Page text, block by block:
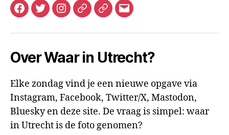
Facebook
TwitterInstagramMastodon
Bluesky
E-
Over Waar in Utrecht?
Elke zondag vind je een nieuwe opgave via
Instagram, Facebook, Twitter/X, Mastodon,
Bluesky en deze site. De vraag is simpel: waar
in Utrecht is de foto genomen?